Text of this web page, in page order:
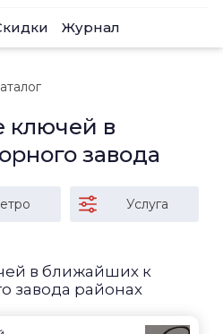
Журнал
ключей в
завода
Услуга
в ближайших к
завода районах